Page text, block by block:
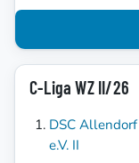
C-Liga WZ II/26
DSC
e.V. II